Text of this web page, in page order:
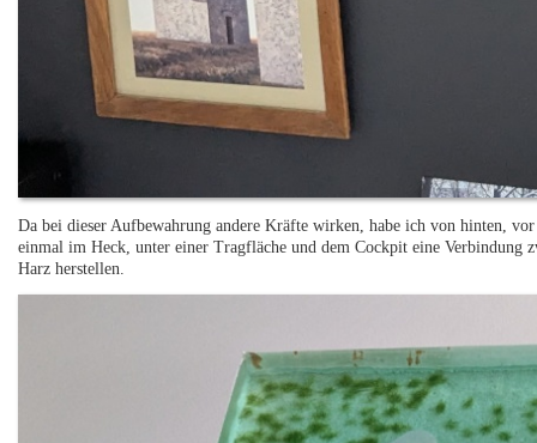
Da bei dieser Aufbewahrung andere Kräfte wirken, habe ich von hinten,
einmal im Heck, unter einer Tragfläche und dem Cockpit eine Verbindung
Harz herstellen.